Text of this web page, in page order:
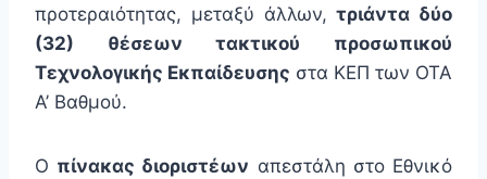
προτεραιότητας, μεταξύ άλλων,τριάντα δύο
(32) θέσεων τακτικού προσωπικού
Τεχνολογικής Εκπαίδευσης στα ΚΕΠ των ΟΤΑ
Α’ Βαθμού.
Ο πίνακας διοριστέων απεστάλη στο Εθνικό